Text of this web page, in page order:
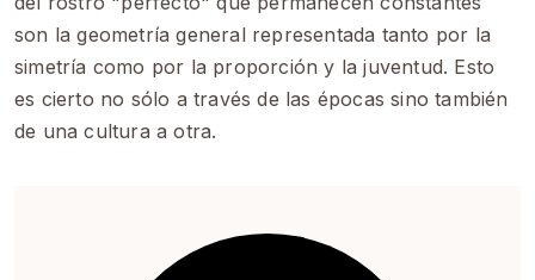
son la geometría general representada tanto por la
simetría como por la proporción y la juventud. Esto
es cierto no sólo a través de las épocas sino también
de una cultura a otra.